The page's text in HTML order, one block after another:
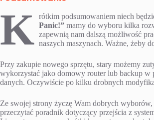
K rótkim podsumowaniem niech
Panic!”mamy do wyboru kilka
zapewnią nam dalszą możliwość
naszych maszynach. Ważne, żeby
Przy zakupie nowego sprzętu, stary możemy
wykorzystać jako domowy router lub backup w
danych. Oczywiście po kilku drobnych
Ze swojej strony życzę Wam dobrych
przeczytać poradnik dotyczący przejścia z